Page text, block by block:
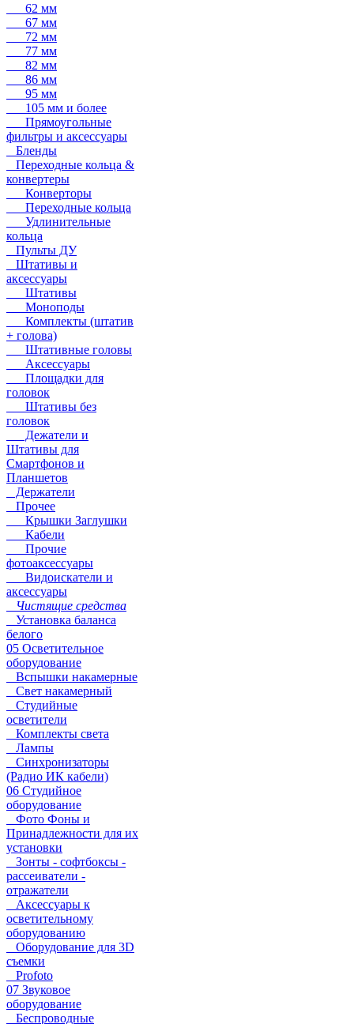
62 мм
67 мм
72 мм
77 мм
82 мм
86 мм
95 мм
105 мм и более
Прямоугольные
фильтры и аксессуары
Бленды
Переходные кольца &
конвертеры
Конверторы
Переходные кольца
Удлинительные
кольца
Пульты ДУ
Штативы и
аксессуары
Штативы
Моноподы
Комплекты (штатив
+ голова)
Штативные головы
Аксессуары
Площадки для
головок
Штативы без
головок
Дежатели и
Штативы для
Смартфонов и
Планшетов
Держатели
Прочее
Крышки Заглушки
Кабели
Прочие
фотоаксессуары
Видоискатели и
аксессуары
Чистящие средства
Установка баланса
белого
05 Осветительное
оборудование
Вспышки накамерные
Свет накамерный
Студийные
осветители
Комплекты света
Лампы
Синхронизаторы
(Радио ИК кабели)
06 Студийное
оборудование
Фото Фоны и
Принадлежности для их
установки
Зонты - софтбоксы -
рассеиватели -
отражатели
Аксессуары к
осветительному
оборудованию
Оборудование для 3D
съемки
Profoto
07 Звуковое
оборудование
Беспроводные